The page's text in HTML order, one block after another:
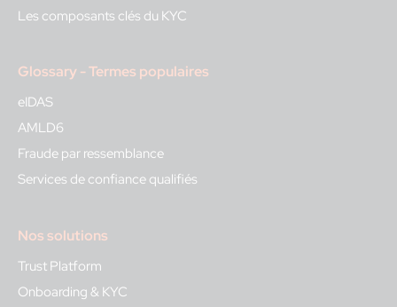
Les composants clés du KYC
Glossary - Termes populaires
eIDAS
AMLD6
Fraude par ressemblance
Services de confiance qualifiés
Nos solutions
Trust Platform
Onboarding & KYC